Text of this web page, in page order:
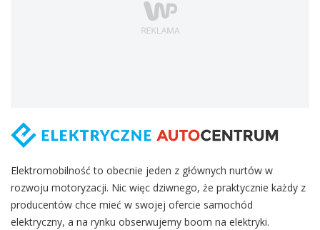
Elektromobilność to obecnie jeden z głównych nurtów w
rozwoju motoryzacji. Nic więc dziwnego, że praktycznie każdy z
producentów chce mieć w swojej ofercie samochód
elektryczny, a na rynku obserwujemy boom na elektryki.